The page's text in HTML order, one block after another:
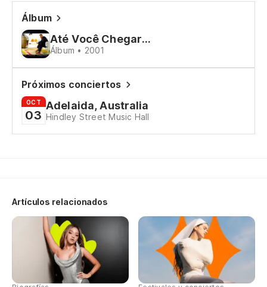
Álbum
Até Você Chegar...
Álbum • 2001
Próximos conciertos
OCT
03
Adelaida, Australia
Hindley Street Music Hall
Artículos relacionados